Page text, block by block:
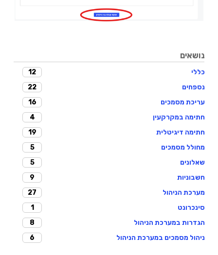
נושאים
כללי
12
נספחים
22
עריכת מסמכים
16
חתימה במקרקעין
4
חתימה דיגיטלית
19
מחולל מסמכים
5
שאלונים
5
חשבוניות
9
מערכת הניהול
27
סינכרונט
1
הגדרות במערכת הניהול
8
ניהול מסמכים במערכת הניהול
6